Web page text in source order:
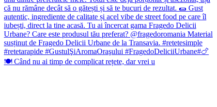
🍽️ Când nu ai timp de complicat rețete, dar vrei u